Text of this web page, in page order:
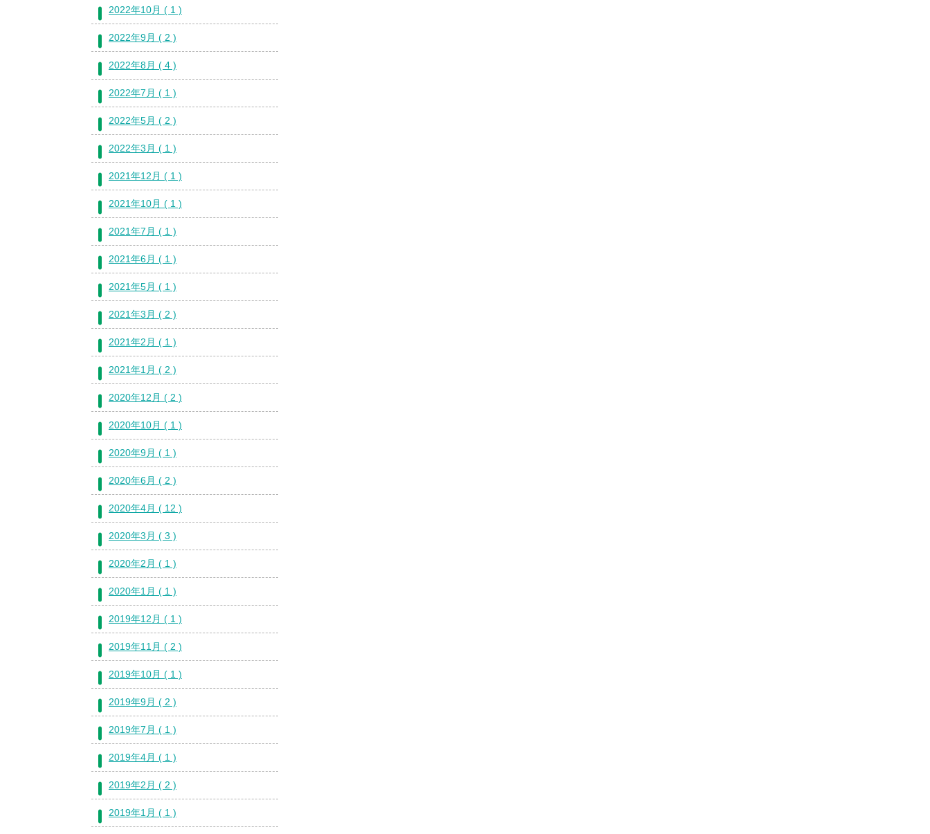
2022年10月 ( 1 )
2022年9月 ( 2 )
2022年8月 ( 4 )
2022年7月 ( 1 )
2022年5月 ( 2 )
2022年3月 ( 1 )
2021年12月 ( 1 )
2021年10月 ( 1 )
2021年7月 ( 1 )
2021年6月 ( 1 )
2021年5月 ( 1 )
2021年3月 ( 2 )
2021年2月 ( 1 )
2021年1月 ( 2 )
2020年12月 ( 2 )
2020年10月 ( 1 )
2020年9月 ( 1 )
2020年6月 ( 2 )
2020年4月 ( 12 )
2020年3月 ( 3 )
2020年2月 ( 1 )
2020年1月 ( 1 )
2019年12月 ( 1 )
2019年11月 ( 2 )
2019年10月 ( 1 )
2019年9月 ( 2 )
2019年7月 ( 1 )
2019年4月 ( 1 )
2019年2月 ( 2 )
2019年1月 ( 1 )